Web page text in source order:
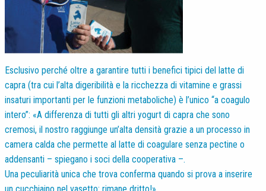
Esclusivo perché oltre a garantire tutti i benefici tipici del latte di
capra (tra cui l’alta digeribilità e la ricchezza di vitamine e grassi
insaturi importanti per le funzioni metaboliche) è l’unico “a coagulo
intero”: «A differenza di tutti gli altri yogurt di capra che sono
cremosi, il nostro raggiunge un’alta densità grazie a un processo in
camera calda che permette al latte di coagulare senza pectine o
addensanti – spiegano i soci della cooperativa –.
Una peculiarità unica che trova conferma quando si prova a inserire